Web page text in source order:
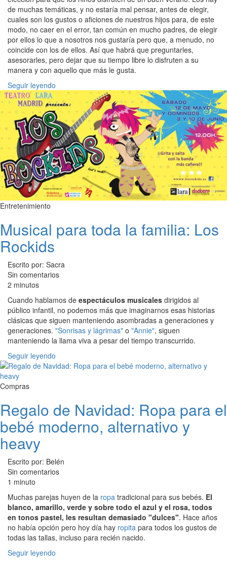
de muchas temáticas, y no estaría mal pensar, antes de elegir,
cuales son los gustos o aficiones de nuestros hijos para, de este
modo, no caer en el error, tan común en mucho padres, de elegir
por ellos lo que a nosotros nos gustaría pero que, a menudo, no
coincide con los de ellos. Así que habrá que preguntarles,
asesorarles, pero dejar que su tiempo libre lo disfruten a su
manera y con aquello que más le gusta.
Seguir leyendo
Entretenimiento
Musical para toda la familia: Los
Rockids
Escrito por: Sacra
Sin comentarios
2 minutos
Cuando hablamos de espectáculos musicales dirigidos al
público infantil, no podemos más que imaginarnos esas historias
clásicas que siguen manteniendo asombradas a generaciones y
generaciones. "Sonrisas y lágrimas" o "Annie", siguen
manteniendo la llama viva a pesar del tiempo transcurrido.
Seguir leyendo
Compras
Regalo de Navidad: Ropa para el
bebé moderno, alternativo y
heavy
Escrito por: Belén
Sin comentarios
1 minuto
Muchas parejas huyen de la ropa tradicional para sus bebés. El
blanco, amarillo, verde y sobre todo el azul y el rosa, todos
en tonos pastel, les resultan demasiado "dulces". Hace años
no había opción pero hoy día hay ropita para todos los gustos de
todas las tallas, incluso para recién nacido.
Seguir leyendo